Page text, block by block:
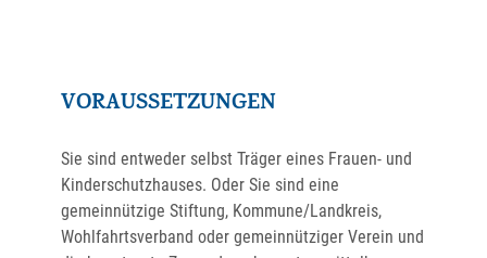
VORAUSSETZUNGEN
Sie sind entweder selbst Träger eines Frauen- und
Kinderschutzhauses. Oder Sie sind eine
gemeinnützige Stiftung, Kommune/Landkreis,
Wohlfahrtsverband oder gemeinnütziger Verein und